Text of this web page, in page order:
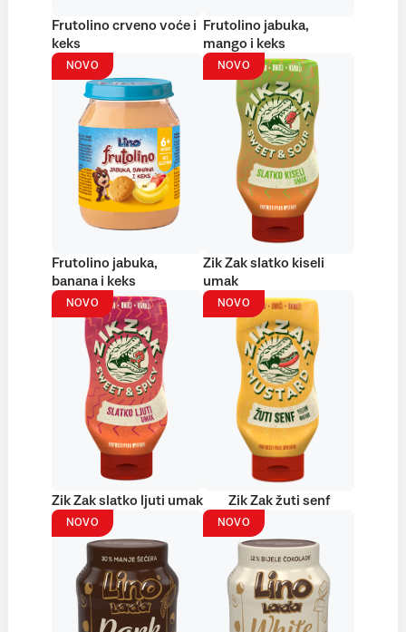
Frutolino crveno voće i
keks
Frutolino jabuka,
mango i keks
NOVO
Frutolino jabuka,
banana i keks
NOVO
Zik Zak slatko kiseli
umak
NOVO
Zik Zak slatko ljuti umak
NOVO
Zik Zak žuti senf
NOVO NOVO